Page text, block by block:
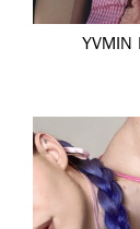
YVMIN